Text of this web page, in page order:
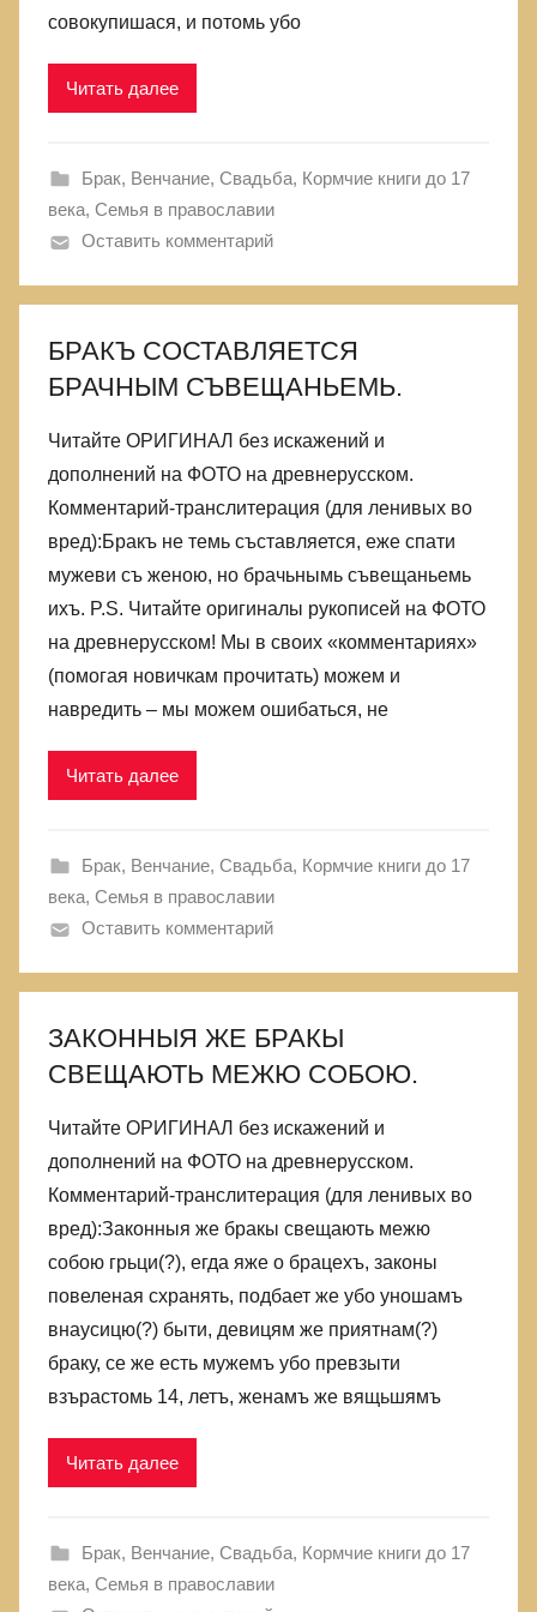
совокупишася, и потомь убо
Читать далее
Брак, Венчание, Свадьба, Кормчие книги до 17
века, Семья в православии
Оставить комментарий
БРАКЪ СОСТАВЛЯЕТСЯ
БРАЧНЫМ СЪВЕЩАНЬЕМЬ.
Читайте ОРИГИНАЛ без искажений и
дополнений на ФОТО на древнерусском.
Комментарий-транслитерация (для ленивых во
вред):Бракъ не темь съставляется, еже спати
мужеви съ женою, но брачьнымь съвещаньемь
ихъ. P.S. Читайте оригиналы рукописей на ФОТО
на древнерусском! Мы в своих «комментариях»
(помогая новичкам прочитать) можем и
навредить – мы можем ошибаться, не
Читать далее
Брак, Венчание, Свадьба, Кормчие книги до 17
века, Семья в православии
Оставить комментарий
ЗАКОННЫЯ ЖЕ БРАКЫ
СВЕЩАЮТЬ МЕЖЮ СОБОЮ.
Читайте ОРИГИНАЛ без искажений и
дополнений на ФОТО на древнерусском.
Комментарий-транслитерация (для ленивых во
вред):Законныя же бракы свещають межю
собою грьци(?), егда яже о брацехъ, законы
повеленая схранять, подбает же убо уношамъ
внаусицю(?) быти, девицям же приятнам(?)
браку, се же есть мужемъ убо превзыти
взърастомь 14, летъ, женамъ же вящьшямъ
Читать далее
Брак, Венчание, Свадьба, Кормчие книги до 17
века, Семья в православии